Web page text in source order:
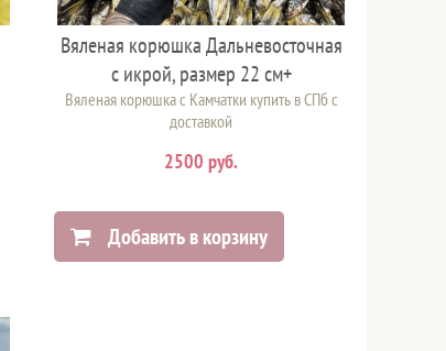
Вяленая корюшка Дальневосточная
с икрой, размер 22 см+
Вяленая корюшка с Камчатки купить в СПб с
доставкой
2500 руб.
Добавить в корзину